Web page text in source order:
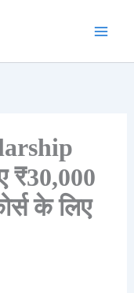
₹30,000
के लिए